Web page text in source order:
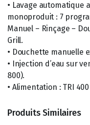
• Lavage automatique
monoproduit : 7
Manuel – Rinçage –
Grill.
• Douchette manuelle
• Injection d’eau sur
800).
• Alimentation : TRI 400
Produits Similaires